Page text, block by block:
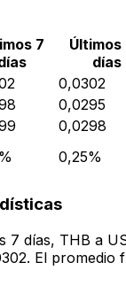
7
Últimos
días
0,0302
0,0295
0,0298
0,25%
7 días, THB a
El promedio